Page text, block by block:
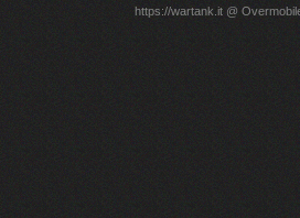
https://wartank.it @